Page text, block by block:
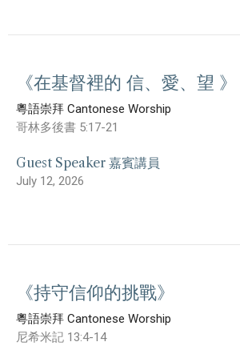
《在基督裡的 信、愛、望 》
粵語崇拜 Cantonese Worship
哥林多後書 5:17-21
Guest Speaker 嘉賓講員
July 12, 2026
《持守信仰的挑戰》
粵語崇拜 Cantonese Worship
尼希米記 13:4-14